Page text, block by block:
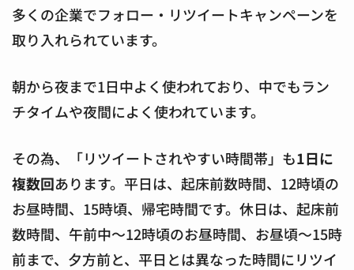
多くの企業でフォロー・リツイートキャンペーンを
取り入れられています。
朝から夜まで1日中よく使われており、中でもラン
チタイムや夜間によく使われています。
その為、「リツイートされやすい時間帯」も1日に
複数回あります。平日は、起床前数時間、12時頃の
お昼時間、15時頃、帰宅時間です。休日は、起床前
数時間、午前中～12時頃のお昼時間、お昼頃～15時
前まで、夕方前と、平日とは異なった時間にリツイ